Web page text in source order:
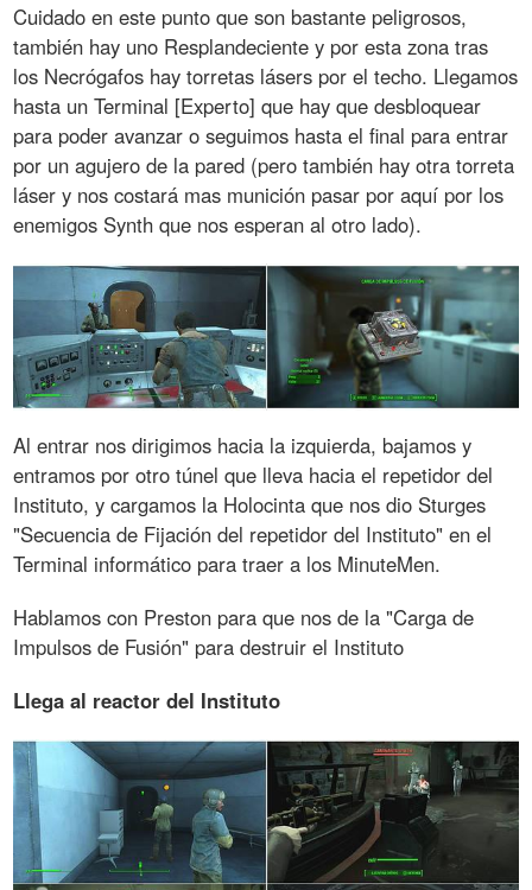
Cuidado en este punto que son bastante peligrosos,
también hay uno Resplandeciente y por esta zona tras
los Necrógafos hay torretas lásers por el techo. Llegamos
hasta un Terminal [Experto] que hay que desbloquear
para poder avanzar o seguimos hasta el final para entrar
por un agujero de la pared (pero también hay otra torreta
láser y nos costará mas munición pasar por aquí por los
enemigos Synth que nos esperan al otro lado).
Al entrar nos dirigimos hacia la izquierda, bajamos y
entramos por otro túnel que lleva hacia el repetidor del
Instituto, y cargamos la Holocinta que nos dio Sturges
"Secuencia de Fijación del repetidor del Instituto" en el
Terminal informático para traer a los MinuteMen.
Hablamos con Preston para que nos de la "Carga de
Impulsos de Fusión" para destruir el Instituto
Llega al reactor del Instituto